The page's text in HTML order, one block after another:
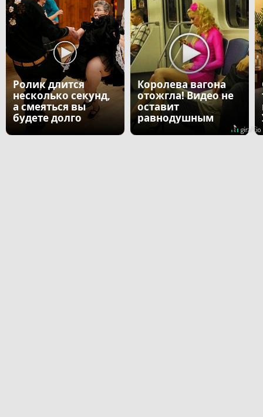
Ролик длится
несколько секунд,
а смеяться вы
будете долго
Королева вагона
отожгла! Видео не
оставит
равнодушным